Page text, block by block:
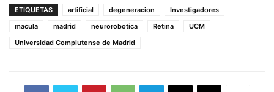
ETIQUETAS
artificial degeneracion
Investigadores
macula
madrid neurorobotica Retina
UCM
Universidad Complutense de Madrid